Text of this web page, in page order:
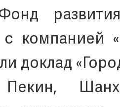
компанией
доклад
Пекин,